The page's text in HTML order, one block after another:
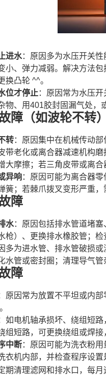
进水：原因多为水压开关
小、弹力减弱。解决方法
换凸轮 ^^。
位才停止：原因常为水压
物、用401胶封固漏气处，
障（如波轮不转）
转：原因集中在机械传动
带老化或离合器减速机构
大摩擦；若三角皮带或离合
异响：原因可能为离合器
簧；若棘爪拨叉变形严重，
障
水：原因包括排水管道堵
枪）、更换排水橡胶管；
多为进水管、排水管破损
水管或密封圈；清理导气
障
原因常为放置不平坦或内
如电机轴承损坏、绕组短
组短路，可更换绕组或焊接
中断：原因可能为洗衣粉
衣机内部，并检查程序设
期清理滤网和排水口，每